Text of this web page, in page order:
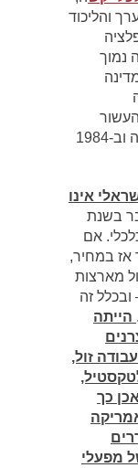
והליכוד
נמוך
עמדה כבר על מעל מאה אחוז לשנה וב-1984
אינו
בשנת
אם
אז במחיר,
מארצות
זה
הייתה
זול,
כך
מפעלי